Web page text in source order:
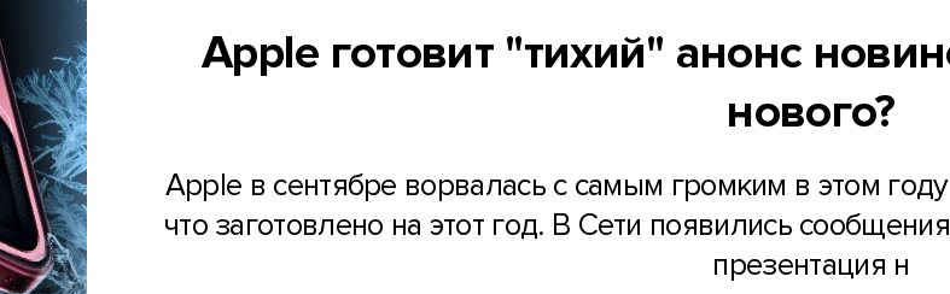
Apple готовит "тихий" анонс
нового?
Apple в сентябре ворвалась с самым громким в этом
что заготовлено на этот год. В Сети появились
презентация н